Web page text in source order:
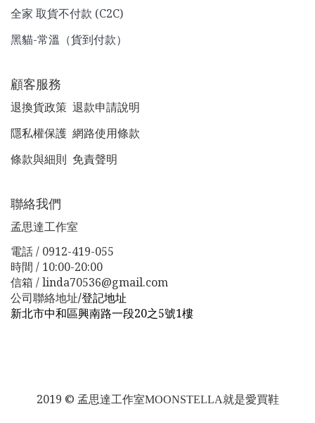
全家 取貨不付款 (C2C)
黑貓-常溫（貨到付款）
顧客服務
退換貨政策 退款申請說明
隱私權保護 網路使用條款
條款與細則 免責聲明
聯絡我們
孟思達工作室
電話 / 0912-419-055
時間 / 10:00-20:00
信箱 / linda70536@gmail.com
公司聯絡地址/登記地址
新北市中和區興南路一段20之5號1樓
2019 © 孟思達工作室MOONSTELLA就是愛買鞋